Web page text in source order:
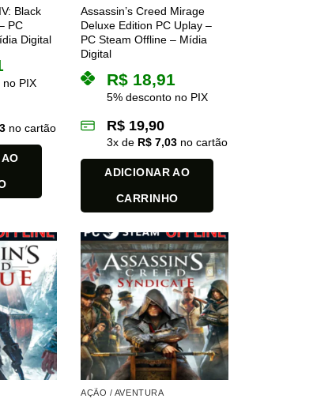
Black
PC
Digital
no PIX
no cartão
Assassin’s Creed Mirage
Deluxe Edition PC Uplay –
PC Steam Offline – Mídia
Digital
R$ 18,91
5% desconto no PIX
R$ 19,90
3x de R$ 7,03 no cartão
ADICIONAR AO
CARRINHO
AÇÃO / AVENTURA